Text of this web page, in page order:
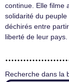
continue. Elle filme
solidarité du peuple
déchirés entre
liberté de leur pays.
Recherche dans la